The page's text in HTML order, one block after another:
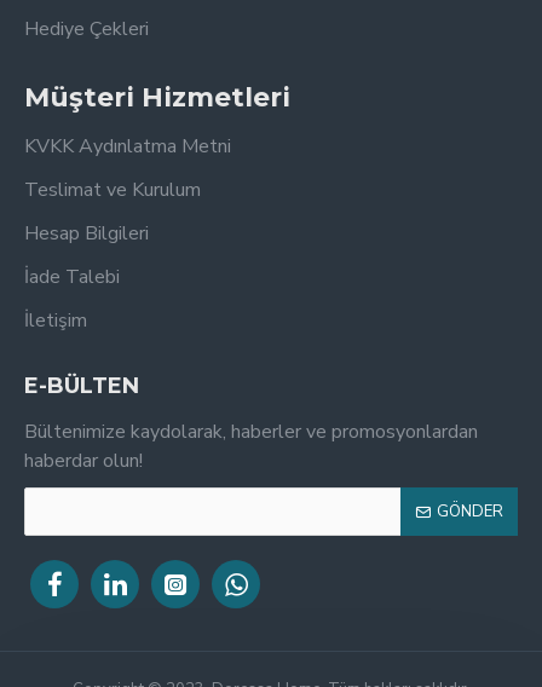
Hediye Çekleri
Müşteri Hizmetleri
KVKK Aydınlatma Metni
Teslimat ve Kurulum
Hesap Bilgileri
İade Talebi
İletişim
E-BÜLTEN
Bültenimize kaydolarak, haberler ve promosyonlardan
haberdar olun!
GÖNDER